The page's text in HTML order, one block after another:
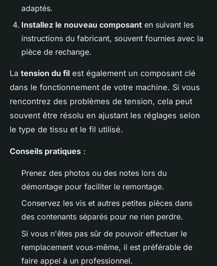
adaptés.
Installez le nouveau composant en suivant les
instructions du fabricant, souvent fournies avec la
pièce de rechange.
La tension du fil est également un composant clé
dans le fonctionnement de votre machine. Si vous
rencontrez des problèmes de tension, cela peut
souvent être résolu en ajustant les réglages selon
le type de tissu et le fil utilisé.
Conseils pratiques :
Prenez des photos ou des notes lors du
démontage pour faciliter le remontage.
Conservez les vis et autres petites pièces dans
des contenants séparés pour ne rien perdre.
Si vous n'êtes pas sûr de pouvoir effectuer le
remplacement vous-même, il est préférable de
faire appel à un professionnel.